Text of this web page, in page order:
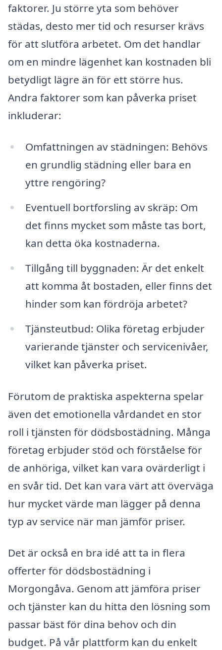
faktorer. Ju större yta som behöver
städas, desto mer tid och resurser krävs
för att slutföra arbetet. Om det handlar
om en mindre lägenhet kan kostnaden bli
betydligt lägre än för ett större hus.
Andra faktorer som kan påverka priset
inkluderar:
Omfattningen av städningen: Behövs
en grundlig städning eller bara en
yttre rengöring?
Eventuell bortforsling av skräp: Om
det finns mycket som måste tas bort,
kan detta öka kostnaderna.
Tillgång till byggnaden: Är det enkelt
att komma åt bostaden, eller finns det
hinder som kan fördröja arbetet?
Tjänsteutbud: Olika företag erbjuder
varierande tjänster och servicenivåer,
vilket kan påverka priset.
Förutom de praktiska aspekterna spelar
även det emotionella vårdandet en stor
roll i tjänsten för dödsbostädning. Många
företag erbjuder stöd och förståelse för
de anhöriga, vilket kan vara ovärderligt i
en svår tid. Det kan vara värt att överväga
hur mycket värde man lägger på denna
typ av service när man jämför priser.
Det är också en bra idé att ta in flera
offerter för dödsbostädning i
Morgongåva. Genom att jämföra priser
och tjänster kan du hitta den lösning som
passar bäst för dina behov och din
budget. På vår plattform kan du enkelt